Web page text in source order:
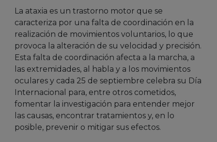
La ataxia es un trastorno motor que se
caracteriza por una falta de coordinación en la
realización de movimientos voluntarios, lo que
provoca la alteración de su velocidad y precisión.
Esta falta de coordinación afecta a la marcha, a
las extremidades, al habla y a los movimientos
oculares y cada 25 de septiembre celebra su Día
Internacional para, entre otros cometidos,
fomentar la investigación para entender mejor
las causas, encontrar tratamientos y, en lo
posible, prevenir o mitigar sus efectos.